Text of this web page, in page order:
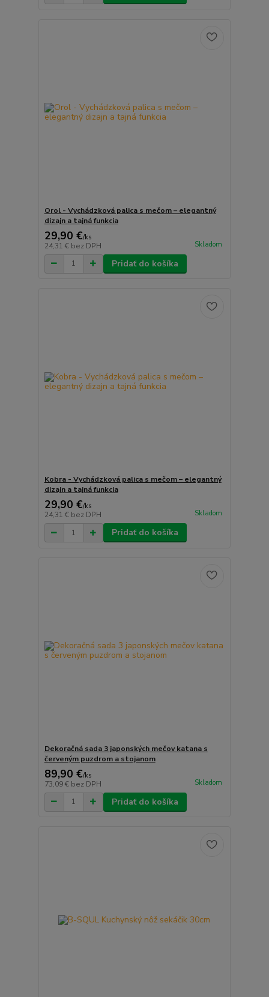
Orol - Vychádzková palica s mečom – elegantný
dizajn a tajná funkcia
29,90 €/ks
24,31 € bez DPH Skladom
Pridať do košíka
Kobra - Vychádzková palica s mečom – elegantný
dizajn a tajná funkcia
29,90 €/ks
24,31 € bez DPH Skladom
Pridať do košíka
Dekoračná sada 3 japonských mečov katana s
červeným puzdrom a stojanom
89,90 €/ks
73,09 € bez DPH Skladom
Pridať do košíka